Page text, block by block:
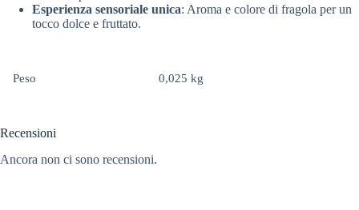
Esperienza sensoriale unica: Aroma e colore di fragola per un
tocco dolce e fruttato.
Peso 0,025 kg
Recensioni
Ancora non ci sono recensioni.